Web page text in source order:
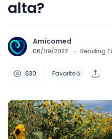
alta?
Amicomed
06/09/2022 · Reading
630 Favorite